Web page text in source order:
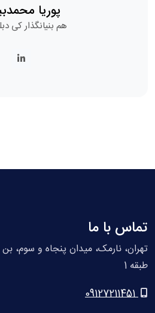
پوریا
هم بنیانگذار کی
تماس با ما
طبقه 1
09127211451